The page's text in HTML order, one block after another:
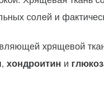
солей и
хрящевой
, хондроитин и